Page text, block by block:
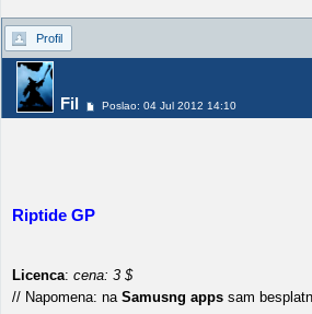
Profil
Fil Poslao: 04 Jul 2012 14:10
Riptide GP
Licenca: cena: 3 $
// Napomena: na Samusng apps sam